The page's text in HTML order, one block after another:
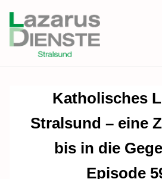
Katholisches
Stralsund – eine
bis in die
Episode